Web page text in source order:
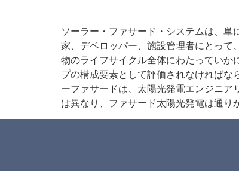
ソーラー・ファサード・システムは、
家、デベロッパー、施設管理者にとって
物のライフサイクル全体にわたっていか
プの構成要素として評価されなければ
ーファサードは、太陽光発電エンジニ
は異なり、ファサード太陽光発電は通り